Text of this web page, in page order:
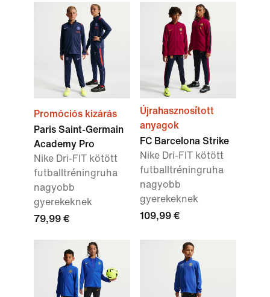
Promóciós kizárás
Paris Saint-Germain
Academy Pro
Nike Dri-FIT kötött
futballtréningruha
nagyobb
gyerekeknek
79,99 €
Újrahasznosított
anyagok
FC Barcelona Strike
Nike Dri-FIT kötött
futballtréningruha
nagyobb
gyerekeknek
109,99 €